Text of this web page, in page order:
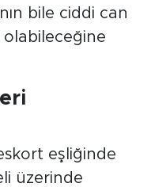
bile ciddi can
olabileceğine
eşliğinde
üzerinde